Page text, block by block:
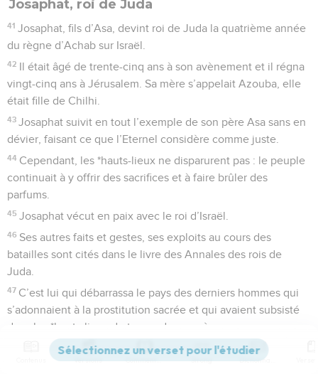
Josaphat, roi de Juda
41 Josaphat, fils d’Asa, devint roi de Juda la quatrième année
du règne d’Achab sur Israël.
42 Il était âgé de trente-cinq ans à son avènement et il régna
vingt-cinq ans à Jérusalem. Sa mère s’appelait Azouba, elle
était fille de Chilhi.
43 Josaphat suivit en tout l’exemple de son père Asa sans en
dévier, faisant ce que l’Eternel considère comme juste.
44 Cependant, les *hauts-lieux ne disparurent pas : le peuple
continuait à y offrir des sacrifices et à faire brûler des
parfums.
45 Josaphat vécut en paix avec le roi d’Israël.
46 Ses autres faits et gestes, ses exploits au cours des
batailles sont cités dans le livre des Annales des rois de
Juda.
47 C’est lui qui débarrassa le pays des derniers hommes qui
s’adonnaient à la prostitution sacrée et qui avaient subsisté
dans les *hauts-lieux du temps de son père.
A cette époque, il n’y avait pas de roi dans le pays
d’Edom, mais seulement un gouverneur nommé par le roi de
Versions Commentaires Strong